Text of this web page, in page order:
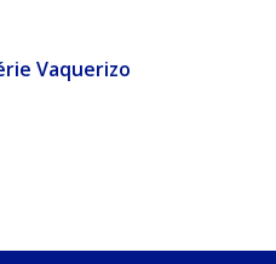
Vaquerizo